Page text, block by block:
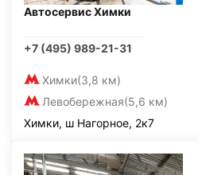
Автосервис Химки
+7 (495) 989-21-31
Химки(3,8 км)
Левобережная(5,6 км)
Химки, ш Нагорное, 2к7